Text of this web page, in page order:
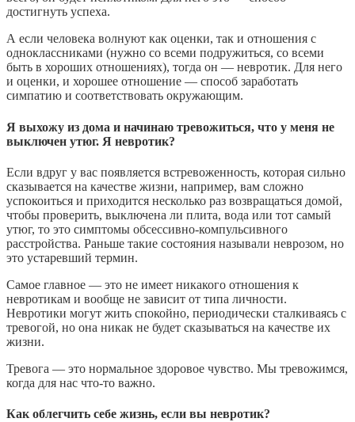
достигнуть успеха.
А если человека волнуют как оценки, так и отношения с
одноклассниками (нужно со всеми подружиться, со всеми
быть в хороших отношениях), тогда он — невротик. Для него
и оценки, и хорошее отношение — способ заработать
симпатию и соответствовать окружающим.
Я выхожу из дома и начинаю тревожиться, что у меня не
выключен утюг. Я невротик?
Если вдруг у вас появляется встревоженность, которая сильно
сказывается на качестве жизни, например, вам сложно
успокоиться и приходится несколько раз возвращаться домой,
чтобы проверить, выключена ли плита, вода или тот самый
утюг, то это симптомы обсессивно-компульсивного
расстройства. Раньше такие состояния называли неврозом, но
это устаревший термин.
Самое главное — это не имеет никакого отношения к
невротикам и вообще не зависит от типа личности.
Невротики могут жить спокойно, периодически сталкиваясь с
тревогой, но она никак не будет сказываться на качестве их
жизни.
Тревога — это нормальное здоровое чувство. Мы тревожимся,
когда для нас что-то важно.
Как облегчить себе жизнь, если вы невротик?